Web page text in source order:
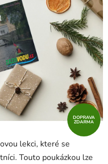
lekci, které se
Touto poukázkou lze
DOPRAVA
ZDARMA